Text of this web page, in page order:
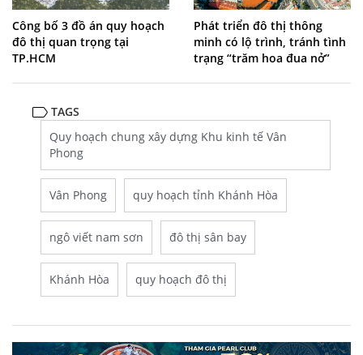
Công bố 3 đồ án quy hoạch
đô thị quan trọng tại
TP.HCM
Phát triển đô thị thông
minh có lộ trình, tránh tình
trạng “trăm hoa đua nở”
TAGS
Quy hoạch chung xây dựng Khu kinh tế Vân
Phong
Vân Phong quy hoạch tỉnh Khánh Hòa
ngô viết nam sơn đô thị sân bay
Khánh Hòa quy hoạch đô thị